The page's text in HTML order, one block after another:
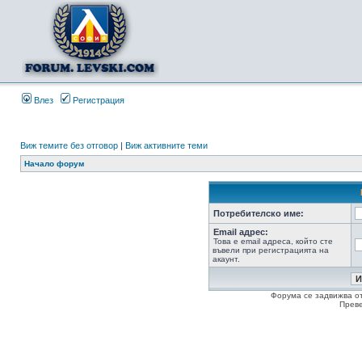
Влез Регистрация
Виж темите без отговор | Виж активните теми
Начало форум
Потребителско име:
Email адрес:
Това е email адреса, който сте
въвели при регистрацията на
акаунт.
Форума се задвижва